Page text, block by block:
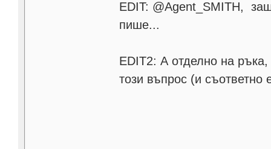
EDIT: @Agent_SMITH,
пише...
EDIT2: А отделно на
този въпрос (и съответно